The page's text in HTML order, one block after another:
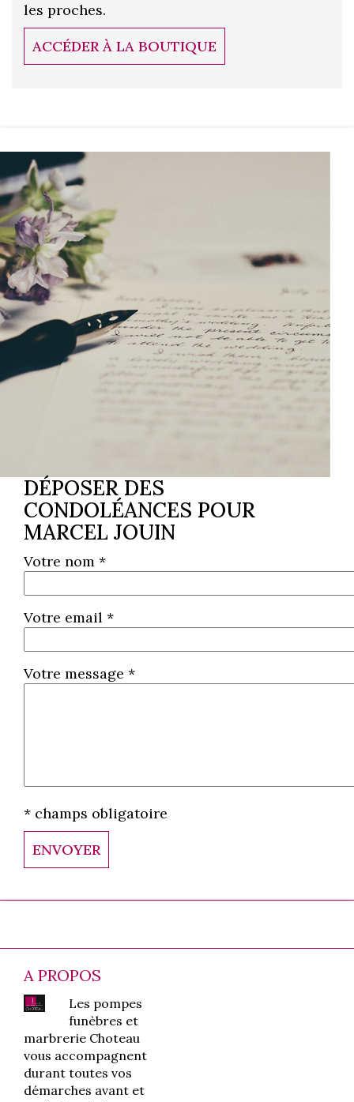
les proches.
ACCÉDER À LA BOUTIQUE
DÉPOSER DES
CONDOLÉANCES POUR
MARCEL JOUIN
Votre nom *
Votre email *
Votre message *
* champs obligatoire
A PROPOS
Les pompes
funèbres et
marbrerie Choteau
vous accompagnent
durant toutes vos
démarches avant et